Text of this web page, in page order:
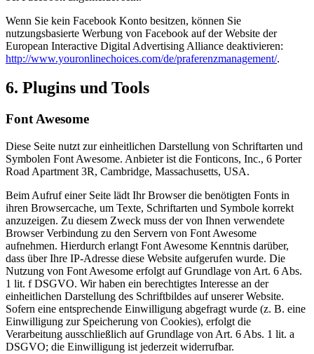
Wenn Sie kein Facebook Konto besitzen, können Sie
nutzungsbasierte Werbung von Facebook auf der Website der
European Interactive Digital Advertising Alliance deaktivieren:
http://www.youronlinechoices.com/de/praferenzmanagement/.
6. Plugins und Tools
Font Awesome
Diese Seite nutzt zur einheitlichen Darstellung von Schriftarten und
Symbolen Font Awesome. Anbieter ist die Fonticons, Inc., 6 Porter
Road Apartment 3R, Cambridge, Massachusetts, USA.
Beim Aufruf einer Seite lädt Ihr Browser die benötigten Fonts in
ihren Browsercache, um Texte, Schriftarten und Symbole korrekt
anzuzeigen. Zu diesem Zweck muss der von Ihnen verwendete
Browser Verbindung zu den Servern von Font Awesome
aufnehmen. Hierdurch erlangt Font Awesome Kenntnis darüber,
dass über Ihre IP-Adresse diese Website aufgerufen wurde. Die
Nutzung von Font Awesome erfolgt auf Grundlage von Art. 6 Abs.
1 lit. f DSGVO. Wir haben ein berechtigtes Interesse an der
einheitlichen Darstellung des Schriftbildes auf unserer Website.
Sofern eine entsprechende Einwilligung abgefragt wurde (z. B. eine
Einwilligung zur Speicherung von Cookies), erfolgt die
Verarbeitung ausschließlich auf Grundlage von Art. 6 Abs. 1 lit. a
DSGVO; die Einwilligung ist jederzeit widerrufbar.